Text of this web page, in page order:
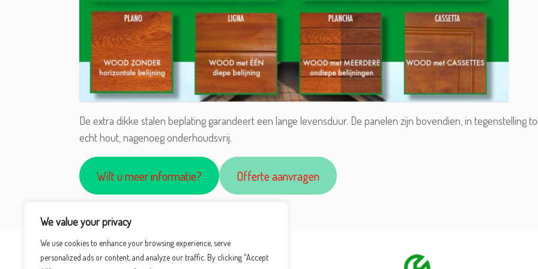
We value your privacy
We use cookies to enhance your browsing experience, serve
personalized ads or content, and analyze our traffic. By clicking "Accept
De extra dikke stalen beplating garandeert een lange levensduur. De panelen zijn bovendien, in tegenstelling
echt hout, nagenoeg onderhoudsvrij.
Wilt u meer informatie? Offerte aanvragen